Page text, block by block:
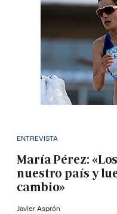
ENTREVISTA
María Pérez:
nuestro país y
cambio»
Javier Asprón